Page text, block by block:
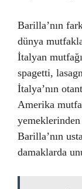
Barilla’nın
dünya
İtalyan
spagetti,
İtalya’nın
Amerika
Barilla’nın
damaklarda